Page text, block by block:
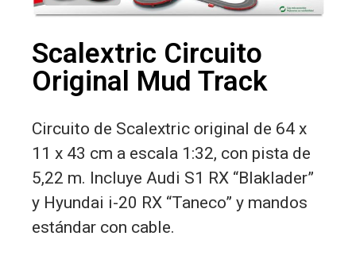
Scalextric Circuito
Original Mud Track
Circuito de Scalextric original de 64 x
11 x 43 cm a escala 1:32, con pista de
5,22 m. Incluye Audi S1 RX “Blaklader”
y Hyundai i-20 RX “Taneco” y mandos
estándar con cable.